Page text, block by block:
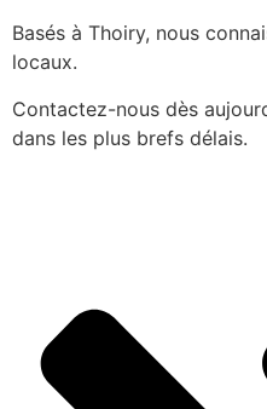
Basés à Thoiry, nous
locaux.
Contactez-nous dès
dans les plus brefs délais.